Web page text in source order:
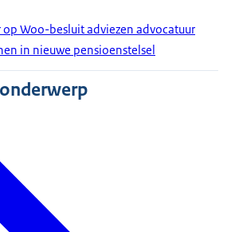
op Woo-besluit adviezen advocatuur
in nieuwe pensioenstelsel